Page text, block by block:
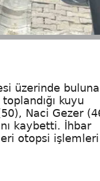
üzerinde
kuyu
Naci Gezer
kaybetti. İhbar
otopsi işlemleri